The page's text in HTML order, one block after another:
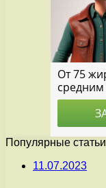
Популярные статьи
11.07.2023